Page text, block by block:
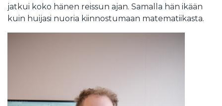
jatkui koko hänen reissun ajan. Samalla hän ikään
kuin huijasi nuoria kiinnostumaan matematiikasta.